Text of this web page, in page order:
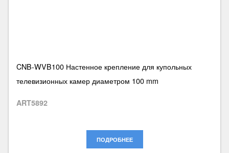
CNB-WVB100 Настенное крепление для купольных
телевизионных камер диаметром 100 mm
ART5892
ПОДРОБНЕЕ